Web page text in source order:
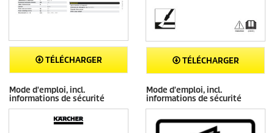
TÉLÉCHARGER TÉLÉCHARGER
Mode d'emploi, incl.
informations de sécurité
Mode d'emploi, incl.
informations de sécurité